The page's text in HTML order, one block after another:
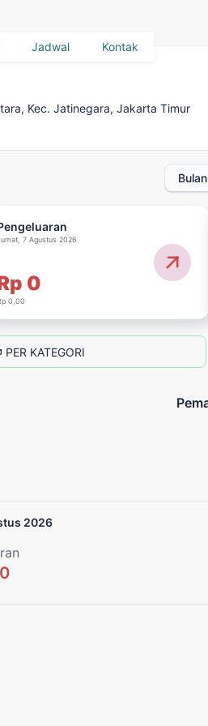
Jadwal Kontak
Kec. Jatinegara, Jakarta Timur
7 Agustus 2026
0
0,00

PER KATEGORI
2026